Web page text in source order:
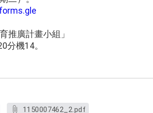
推廣計畫小組」
分機14。
1150007462_2.pdf